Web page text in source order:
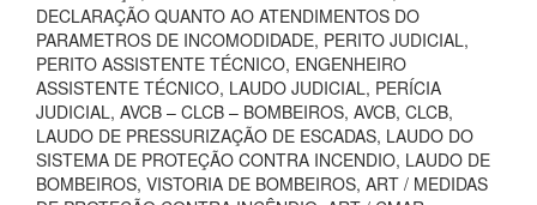
DECLARAÇÃO QUANTO AO ATENDIMENTOS DO
PARAMETROS DE INCOMODIDADE, PERITO JUDICIAL,
PERITO ASSISTENTE TÉCNICO, ENGENHEIRO
ASSISTENTE TÉCNICO, LAUDO JUDICIAL, PERÍCIA
JUDICIAL, AVCB – CLCB – BOMBEIROS, AVCB, CLCB,
LAUDO DE PRESSURIZAÇÃO DE ESCADAS, LAUDO DO
SISTEMA DE PROTEÇÃO CONTRA INCENDIO, LAUDO DE
BOMBEIROS, VISTORIA DE BOMBEIROS, ART / MEDIDAS